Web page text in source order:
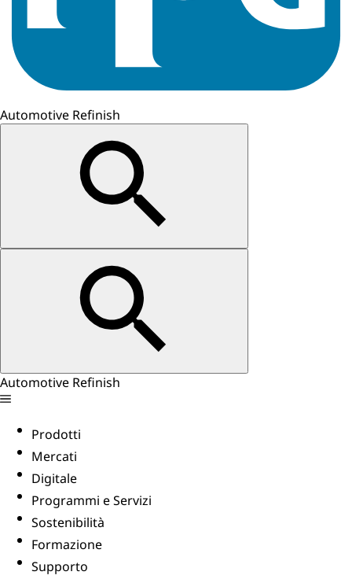
Automotive Refinish
Automotive Refinish
Prodotti
Mercati
Digitale
Programmi e Servizi
Sostenibilità
Formazione
Supporto